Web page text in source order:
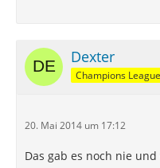
Dexter
Champions League
20. Mai 2014 um 17:12
Das gab es noch nie und